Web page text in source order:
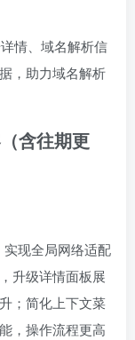
情、域名解析信
，助力域名解析
含往期更
现全局网络适配
升级详情面板展
；简化上下文菜
，操作流程更高